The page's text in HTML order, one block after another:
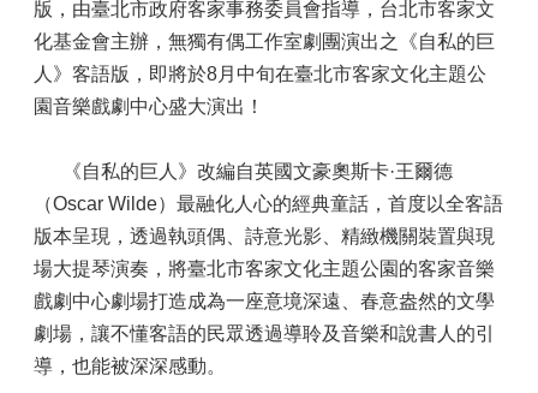
版，由臺北市政府客家事務委員會指導，台北市客家文
化基金會主辦，無獨有偶工作室劇團演出之《自私的巨
人》客語版，即將於8月中旬在臺北市客家文化主題公
園音樂戲劇中心盛大演出！
《自私的巨人》改編自英國文豪奧斯卡·王爾德
（Oscar Wilde）最融化人心的經典童話，首度以全客語
版本呈現，透過執頭偶、詩意光影、精緻機關裝置與現
場大提琴演奏，將臺北市客家文化主題公園的客家音樂
戲劇中心劇場打造成為一座意境深遠、春意盎然的文學
劇場，讓不懂客語的民眾透過導聆及音樂和說書人的引
導，也能被深深感動。